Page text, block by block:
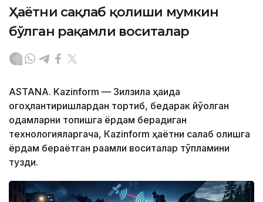
Ҳаётни сақлаб қолиши мумкин
бўлган рақамли воситалар
ASTANA. Kazinform — Зилзила ҳақида
огоҳлантиришлардан тортиб, бедарак йўқолган
одамларни топишга ёрдам берадиган
технологияларгача, Кazinform ҳаётни сақлаб қолишга
ёрдам бераётган рақамли воситалар тўпламини
тузди.